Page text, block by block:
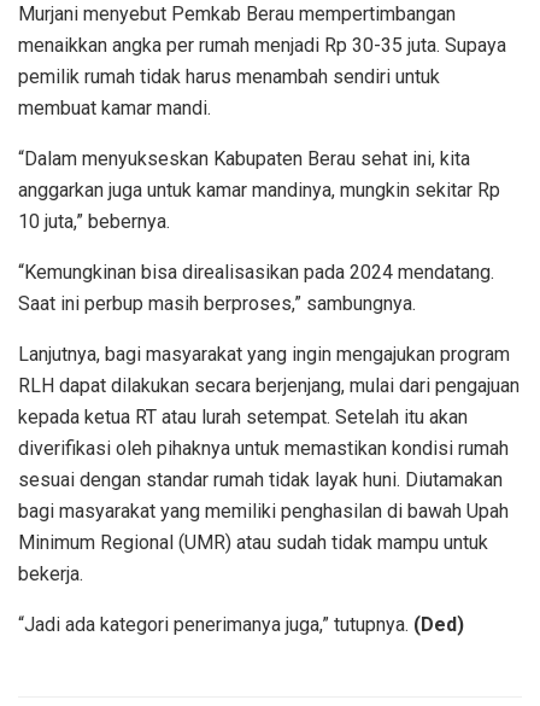
Murjani menyebut Pemkab Berau mempertimbangan
menaikkan angka per rumah menjadi Rp 30-35 juta. Supaya
pemilik rumah tidak harus menambah sendiri untuk
membuat kamar mandi.
“Dalam menyukseskan Kabupaten Berau sehat ini, kita
anggarkan juga untuk kamar mandinya, mungkin sekitar Rp
10 juta,” bebernya.
“Kemungkinan bisa direalisasikan pada 2024 mendatang.
Saat ini perbup masih berproses,” sambungnya.
Lanjutnya, bagi masyarakat yang ingin mengajukan program
RLH dapat dilakukan secara berjenjang, mulai dari pengajuan
kepada ketua RT atau lurah setempat. Setelah itu akan
diverifikasi oleh pihaknya untuk memastikan kondisi rumah
sesuai dengan standar rumah tidak layak huni. Diutamakan
bagi masyarakat yang memiliki penghasilan di bawah Upah
Minimum Regional (UMR) atau sudah tidak mampu untuk
bekerja.
“Jadi ada kategori penerimanya juga,” tutupnya. (Ded)